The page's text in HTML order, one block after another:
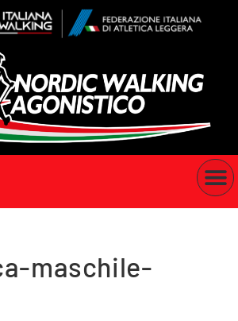
maschile-